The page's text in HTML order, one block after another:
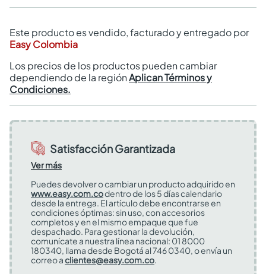
Este producto es vendido, facturado y entregado por
Easy Colombia
Los precios de los productos pueden cambiar
dependiendo de la regiónAplican Términos y
Condiciones.
Satisfacción Garantizada
Ver más
Puedes devolver o cambiar un producto adquirido en
www.easy.com.codentro de los 5 días calendario
desde la entrega. El artículo debe encontrarse en
condiciones óptimas: sin uso, con accesorios
completos y en el mismo empaque que fue
despachado. Para gestionar la devolución,
comunícate a nuestra línea nacional: 01 8000
180340, llama desde Bogotá al 746 0340, o envía un
correo aclientes@easy.com.co.